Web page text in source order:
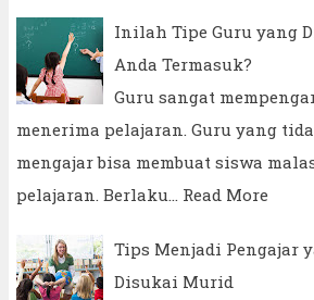
Inilah Tipe Guru yang
Anda Termasuk?
Guru sangat
menerima pelajaran. Guru yang
mengajar bisa membuat siswa
pelajaran. Berlaku…
Read More
Tips Menjadi Pengajar
Disukai Murid